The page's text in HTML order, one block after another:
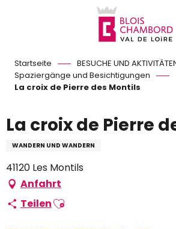
Startseite
BESUCHE UND
Spaziergänge und Besichtigungen
La croix de Pierre des Montils
La croix de Pierre
WANDERN UND WANDERN
41120 Les Montils
Anfahrt
TeilenAjouter aux favoris